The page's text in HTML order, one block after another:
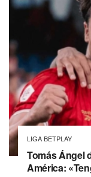
LIGA BETPLAY
Tomás Ángel
América: